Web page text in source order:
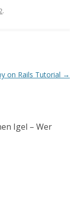
.
on Rails Tutorial →
Igel – Wer